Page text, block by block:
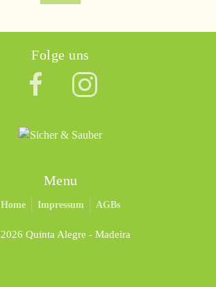
Folge uns
Menu
Home Impressum AGBs
2026 Quinta Alegre - Madeira